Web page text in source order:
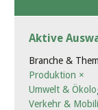
Aktive
Branche &
Produktion ×
Umwelt &
Verkehr &